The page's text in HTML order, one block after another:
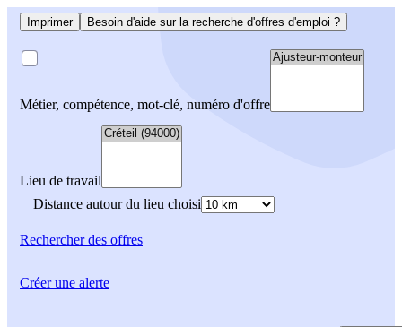
Imprimer Besoin d'aide sur la recherche d'offres d'emploi ?
Métier, compétence, mot-clé, numéro d'offre
Lieu de travail
Distance autour du lieu choisi
Rechercherdes offres
Créer une alerte